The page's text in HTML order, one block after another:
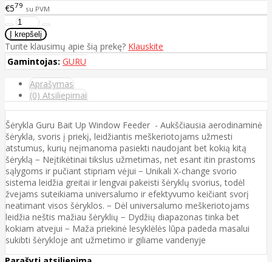
€579 su PVM
Turite klausimų apie šią prekę? Klauskite
Gamintojas: GURU
Aprašymas
(0) Atsiliepimai
Šėrykla Guru Bait Up Window Feeder - Aukščiausia aerodinaminė
šėrykla, svoris į priekį, leidžiantis meškeriotojams užmesti
atstumus, kurių neįmanoma pasiekti naudojant bet kokią kitą
šėryklą − Neįtikėtinai tikslus užmetimas, net esant itin prastoms
sąlygoms ir pučiant stipriam vėjui − Unikali X-change svorio
sistema leidžia greitai ir lengvai pakeisti šėryklų svorius, todėl
žvejams suteikiama universalumo ir efektyvumo keičiant svorį
neatimant visos šėryklos. − Dėl universalumo meškeriotojams
leidžia neštis mažiau šėryklių − Dydžių diapazonas tinka bet
kokiam atvejui − Maža priekinė lesyklėlės lūpa padeda masalui
sukibti šėrykloje ant užmetimo ir giliame vandenyje